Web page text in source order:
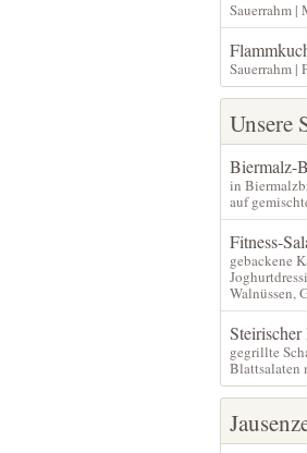
Sauerrahm |
Sauerrahm |
Unsere
Biermalz-
in
auf
Fitness-
gebackene
Walnüssen,
Steirischer
gegrillte
Blattsalaten